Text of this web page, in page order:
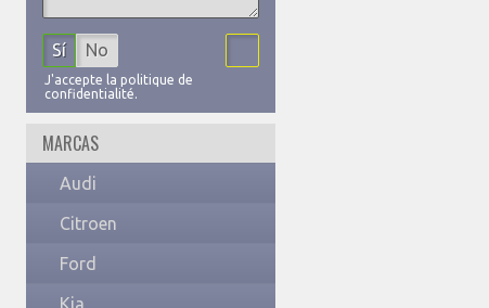
Sí No
J'accepte la politique de
confidentialité.
MARCAS
Audi
Citroen
Ford
Kia